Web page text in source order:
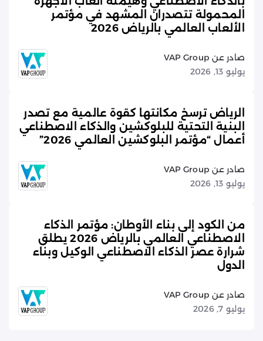
المحمولة تتصدران المشهد في مؤتمر
الألعاب العالمي بالرياض 2026
صادر عن VAP Group
يوليو 13, 2026
الرياض ترسخ مكانتها كقوة عالمية مع تصدر
البنية التحتية للبلوكشين والذكاء الاصطناعي
أعمال “مؤتمر البلوكشين العالمي 2026”
صادر عن VAP Group
يوليو 13, 2026
من الكود إلى بناء الأوطان: مؤتمر الذكاء
الاصطناعي العالمي بالرياض 2026 يطلق
شرارة عصر الذكاء الاصطناعي الوكيل وبناء
الدول
صادر عن VAP Group
يوليو 7, 2026